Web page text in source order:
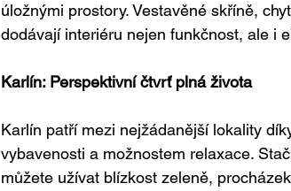
úložnými prostory. Vestavěné skříně,
dodávají interiéru nejen funkčnost, ale i
Karlín: Perspektivní čtvrť plná života
Karlín patří mezi nejžádanější lokality
vybavenosti a možnostem relaxace.
můžete užívat blízkost zeleně,